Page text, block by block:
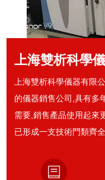
上海雙析科學
上海雙析科學儀器有限
的儀器銷售公司,具有多
需要,銷售產品使用起來
已形成一支技術門類齊
的儀器更專業化、更貼